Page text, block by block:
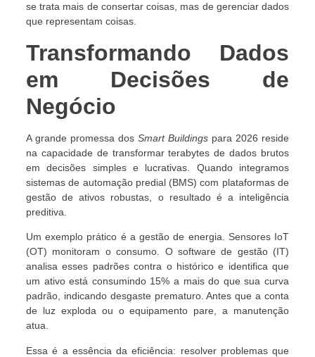
se trata mais de consertar coisas, mas de gerenciar dados
que representam coisas.
Transformando Dados
em Decisões de
Negócio
A grande promessa dos Smart Buildings para 2026 reside
na capacidade de transformar terabytes de dados brutos
em decisões simples e lucrativas. Quando integramos
sistemas de automação predial (BMS) com plataformas de
gestão de ativos robustas, o resultado é a inteligência
preditiva.
Um exemplo prático é a gestão de energia. Sensores IoT
(OT) monitoram o consumo. O software de gestão (IT)
analisa esses padrões contra o histórico e identifica que
um ativo está consumindo 15% a mais do que sua curva
padrão, indicando desgaste prematuro. Antes que a conta
de luz exploda ou o equipamento pare, a manutenção
atua.
Essa é a essência da eficiência: resolver problemas que